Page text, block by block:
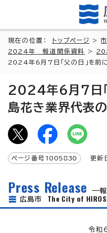
現在の位置： トップページ >
2024年 報道関係資料
>
2024年6月7日「父の日」を前
2024年6月7日「
島花き業界代表
ページ番号 1005830 更新
Press Release
広島市 The City of
令和